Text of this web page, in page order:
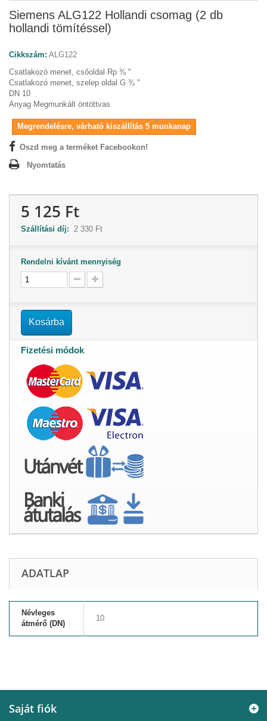
Siemens ALG122 Hollandi csomag (2 db
hollandi tömítéssel)
Cikkszám: ALG122
Csatlakozó menet, csőoldal Rp ⅜ "
Csatlakozó menet, szelep oldal G ¾ "
DN 10
Anyag Megmunkált öntöttvas
Megrendelésre, várható kiszállítás 5 munkanap
Oszd meg a terméket Facebookon!
Nyomtatás
5 125 Ft
Szállítási díj: 2 330 Ft
Rendelni kívánt mennyiség
Kosárba
Fizetési módok
ADATLAP
Névleges
átmérő (DN)
10
Saját fiók